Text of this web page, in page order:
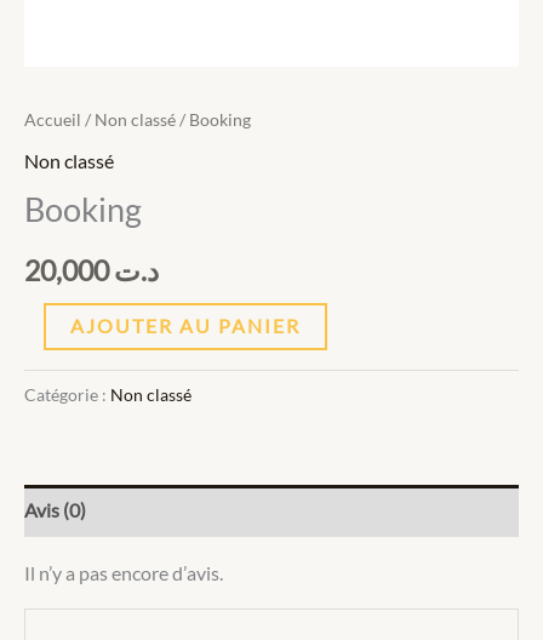
Accueil / Non classé/ Booking
Non classé
Booking
د.ت20,000
AJOUTER AU PANIER
Catégorie : Non classé
Avis (0)
Il n’y a pas encore d’avis.